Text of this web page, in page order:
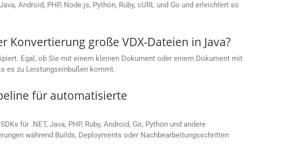
Android, PHP, Node.js, Python, Ruby, cURL und Go und erleichtert so
große VDX-Dateien in Java?
Egal, ob Sie mit einem kleinen Dokument oder einem Dokument mit
es zu Leistungseinbußen kommt.
für automatisierte
für .NET, Java, PHP, Ruby, Android, Go, Python und andere
während Builds, Deployments oder Nachbearbeitungsschritten